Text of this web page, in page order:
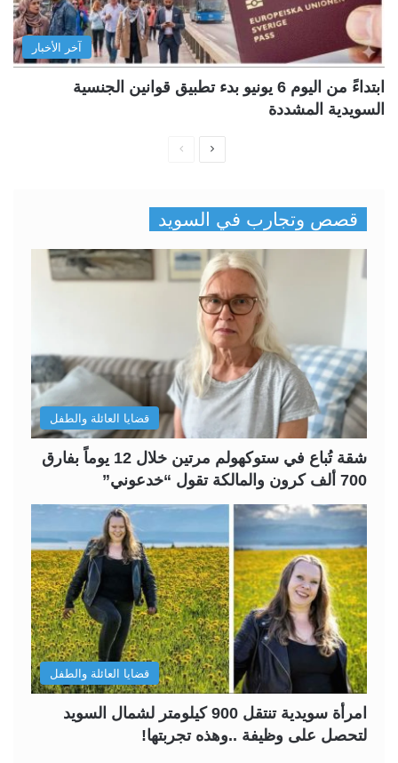
آخر الأخبار
ابتداءً من اليوم 6 يونيو بدء تطبيق قوانين الجنسية
السويدية المشددة
ف
ح
ة
ا
ب
ف
ح
ة
ا
ل
ت
ا
ل
قصص وتجارب في السويد
قضايا العائلة والطفل
شقة تُباع في ستوكهولم مرتين خلال 12 يوماً بفارق
700 ألف كرون والمالكة تقول “خدعوني”
قضايا العائلة والطفل
امرأة سويدية تنتقل 900 كيلومتر لشمال السويد
لتحصل على وظيفة ..وهذه تجربتها!